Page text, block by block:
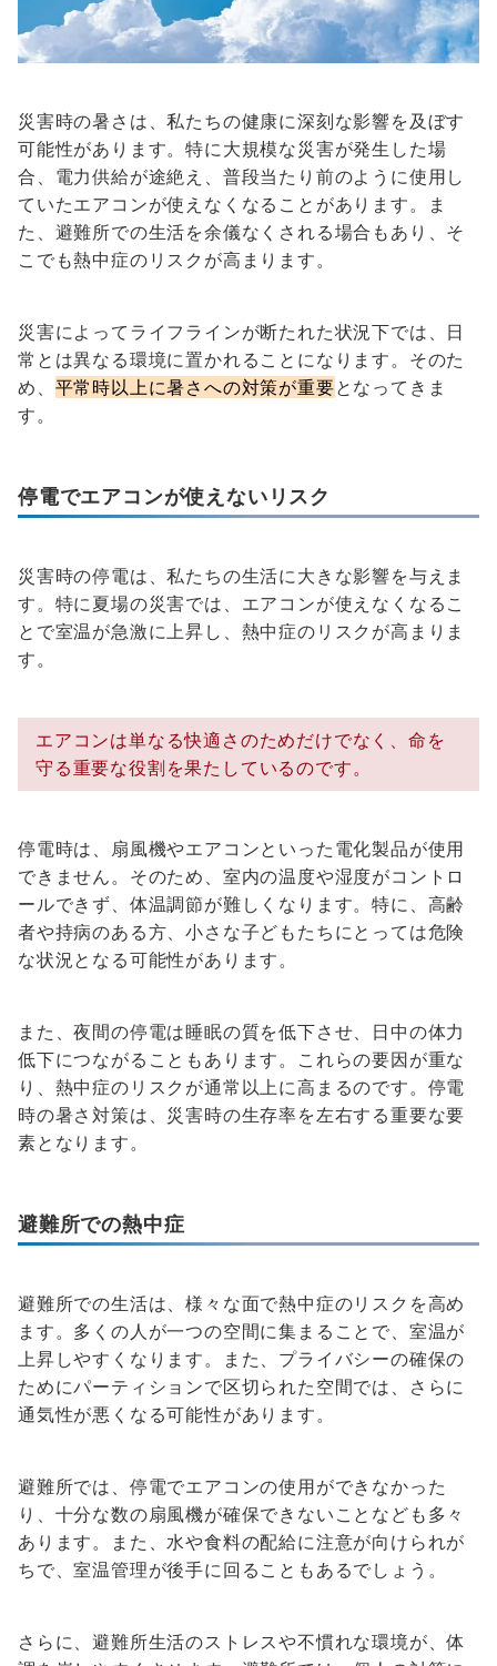
災害時の暑さは、私たちの健康に深刻な影響を及ぼす
可能性があります。特に大規模な災害が発生した場
合、電力供給が途絶え、普段当たり前のように使用し
ていたエアコンが使えなくなることがあります。ま
た、避難所での生活を余儀なくされる場合もあり、そ
こでも熱中症のリスクが高まります。
災害によってライフラインが断たれた状況下では、日
常とは異なる環境に置かれることになります。そのた
め、 平常時以上に暑さへの対策が重要となってきま
す。
停電でエアコンが使えないリスク
災害時の停電は、私たちの生活に大きな影響を与えま
す。特に夏場の災害では、エアコンが使えなくなるこ
とで室温が急激に上昇し、熱中症のリスクが高まりま
す。
エアコンは単なる快適さのためだけでなく、命を
守る重要な役割を果たしているのです。
停電時は、扇風機やエアコンといった電化製品が使用
できません。そのため、室内の温度や湿度がコントロ
ールできず、体温調節が難しくなります。特に、高齢
者や持病のある方、小さな子どもたちにとっては危険
な状況となる可能性があります。
また、夜間の停電は睡眠の質を低下させ、日中の体力
低下につながることもあります。これらの要因が重な
り、熱中症のリスクが通常以上に高まるのです。停電
時の暑さ対策は、災害時の生存率を左右する重要な要
素となります。
避難所での熱中症
避難所での生活は、様々な面で熱中症のリスクを高め
ます。多くの人が一つの空間に集まることで、室温が
上昇しやすくなります。また、プライバシーの確保の
ためにパーティションで区切られた空間では、さらに
通気性が悪くなる可能性があります。
避難所では、停電でエアコンの使用ができなかった
り、十分な数の扇風機が確保できないことなども多々
あります。また、水や食料の配給に注意が向けられが
ちで、室温管理が後手に回ることもあるでしょう。
さらに、避難所生活のストレスや不慣れな環境が、体